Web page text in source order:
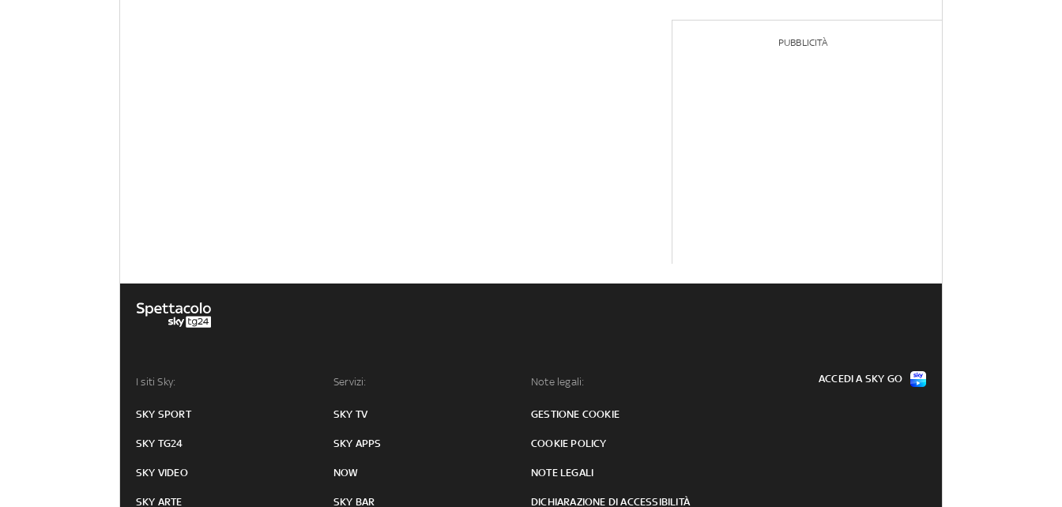
PUBBLICITÀ
I siti Sky:
SKY SPORT
SKY TG24
SKY VIDEO
SKY ARTE
Servizi:
SKY TV
SKY APPS
NOW
SKY BAR
Note legali:
GESTIONE COOKIE
COOKIE POLICY
NOTE LEGALI
DICHIARAZIONE DI ACCESSIBILITÀ
ACCEDI A SKY GO